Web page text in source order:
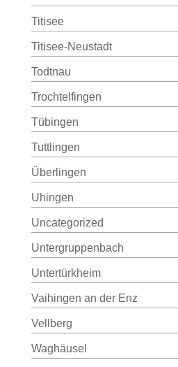
Titisee
Titisee-Neustadt
Todtnau
Trochtelfingen
Tübingen
Tuttlingen
Überlingen
Uhingen
Uncategorized
Untergruppenbach
Untertürkheim
Vaihingen an der Enz
Vellberg
Waghäusel